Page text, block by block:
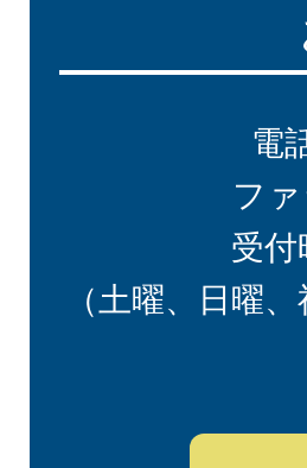
電
フ
受
（土曜、日曜